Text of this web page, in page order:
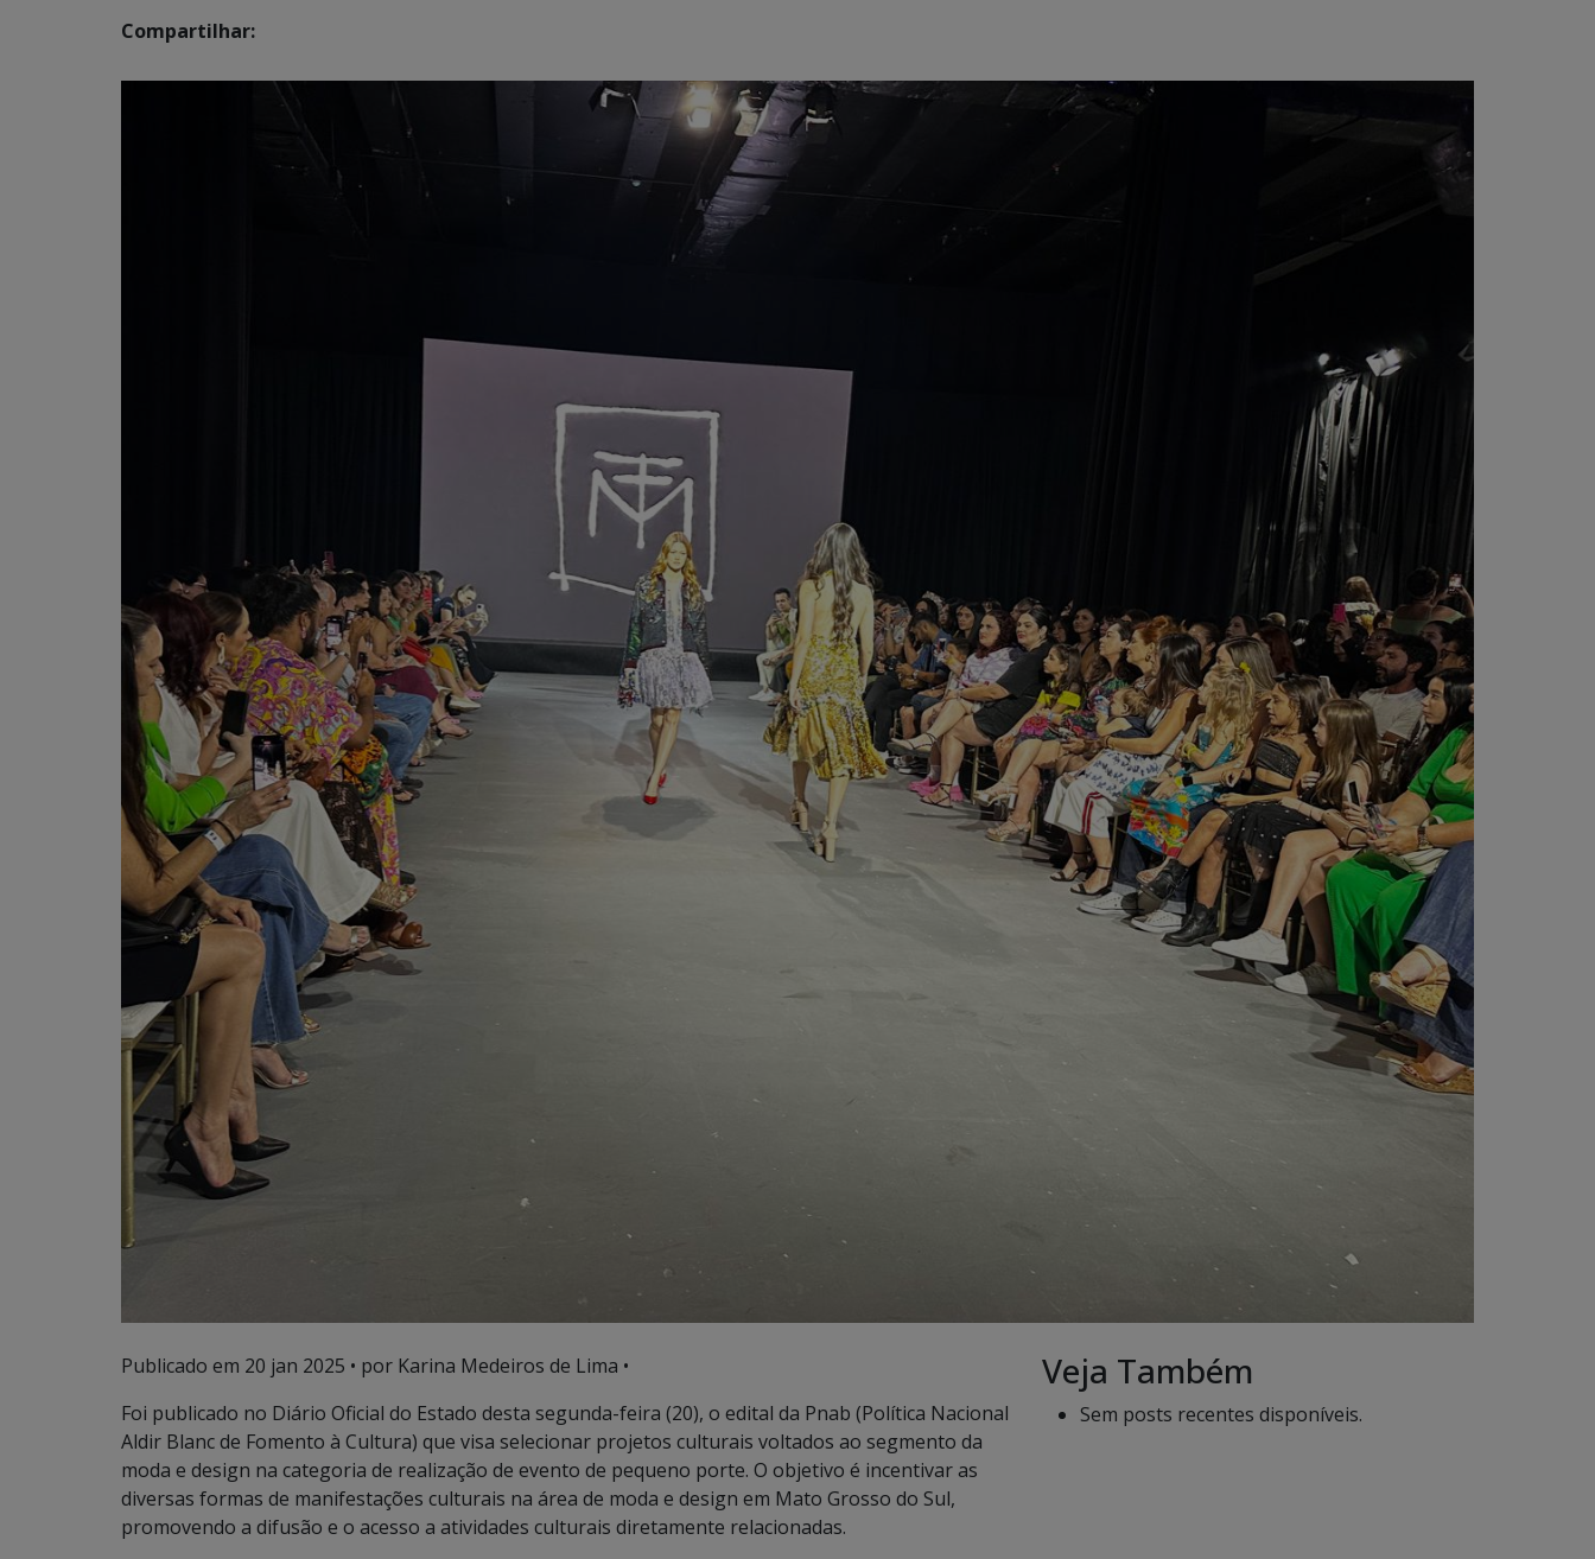
Compartilhar:
Publicado em 20 jan 2025 • por Karina Medeiros de Lima •
Foi publicado no Diário Oficial do Estado desta segunda-feira (20), o edital da Pnab (Política Nacional
Aldir Blanc de Fomento à Cultura) que visa selecionar projetos culturais voltados ao segmento da
moda e design na categoria de realização de evento de pequeno porte. O objetivo é incentivar as
diversas formas de manifestações culturais na área de moda e design em Mato Grosso do Sul,
promovendo a difusão e o acesso a atividades culturais diretamente relacionadas.
Veja Também
Sem posts recentes disponíveis.